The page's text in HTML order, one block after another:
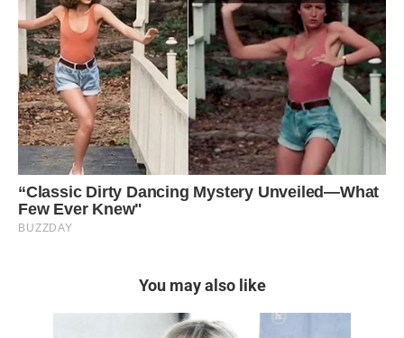
You may also like